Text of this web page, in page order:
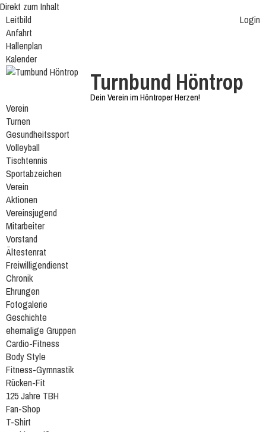
Direkt zum Inhalt
Login
Leitbild
Anfahrt
Hallenplan
Kalender
Turnbund Höntrop
Dein Verein im Höntroper Herzen!
Verein
Turnen
Gesundheitssport
Volleyball
Tischtennis
Sportabzeichen
Verein
Aktionen
Vereinsjugend
Mitarbeiter
Vorstand
Ältestenrat
Freiwilligendienst
Chronik
Ehrungen
Fotogalerie
Geschichte
ehemalige Gruppen
Cardio-Fitness
Body Style
Fitness-Gymnastik
Rücken-Fit
125 Jahre TBH
Fan-Shop
T-Shirt